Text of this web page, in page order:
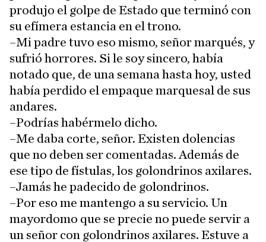
produjo el golpe de Estado que terminó con
su efímera estancia en el trono.
–Mi padre tuvo eso mismo, señor marqués, y
sufrió horrores. Si le soy sincero, había
notado que, de una semana hasta hoy, usted
había perdido el empaque marquesal de sus
andares.
–Podrías habérmelo dicho.
–Me daba corte, señor. Existen dolencias
que no deben ser comentadas. Además de
ese tipo de fístulas, los golondrinos axilares.
–Jamás he padecido de golondrinos.
–Por eso me mantengo a su servicio. Un
mayordomo que se precie no puede servir a
un señor con golondrinos axilares. Estuve a